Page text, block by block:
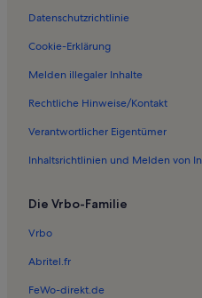
Ferienwohnungen in Oberinn
Ferienwohnungen in Holy Cross of
Ferienwohnungen in Feldthurns
Ferienwohnungen in Vahrn
Ferienwohnungen in Ritten
Ferienwohnungen und
Haustierfreundliche
Ferienunterkünfte mit Pool in
Ferienwohnungen und
Chalets in Schenna
Datenschutzrichtlinie
Cookie-Erklärung
Melden illegaler Inhalte
Rechtliche Hinweise/Kontakt
Verantwortlicher Eigentümer
Inhaltsrichtlinien und Melden von
Die Vrbo-Familie
Vrbo
Abritel.fr
FeWo-direkt.de